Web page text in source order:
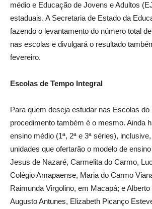
médio e Educação de Jovens e Adultos
estaduais. A Secretaria de Estado da
fazendo o levantamento do número total
nas escolas e divulgará o resultado
fevereiro.
Escolas de Tempo Integral
Para quem deseja estudar nas Escolas do
procedimento também é o mesmo. Ainda
ensino médio (1ª, 2ª e 3ª séries),
unidades que ofertarão o modelo de
Jesus de Nazaré, Carmelita do Carmo,
Colégio Amapaense, Maria do Carmo
Raimunda Virgolino, em Macapá; e
Augusto Antunes, Elizabeth Picanço